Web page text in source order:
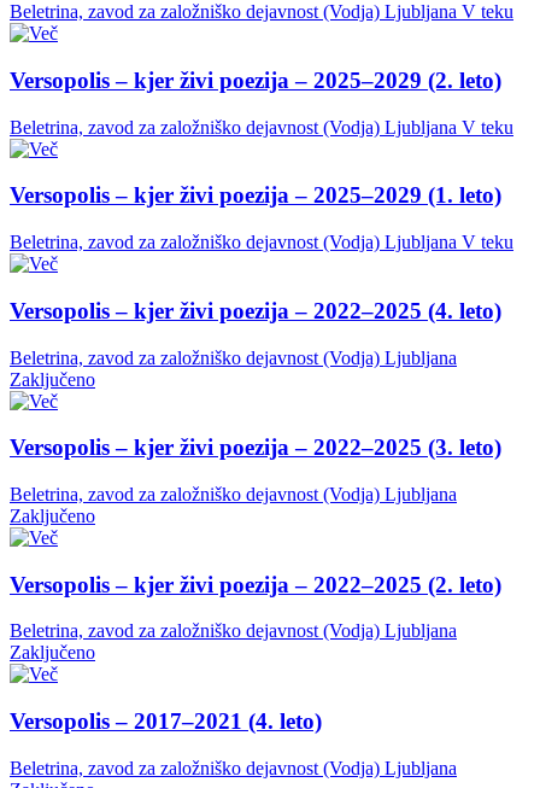
Beletrina, zavod za založniško dejavnost (Vodja) Ljubljana V teku
Versopolis – kjer živi poezija – 2025–2029 (2. leto)
Beletrina, zavod za založniško dejavnost (Vodja) Ljubljana V teku
Versopolis – kjer živi poezija – 2025–2029 (1. leto)
Beletrina, zavod za založniško dejavnost (Vodja) Ljubljana V teku
Versopolis – kjer živi poezija – 2022–2025 (4. leto)
Beletrina, zavod za založniško dejavnost (Vodja) Ljubljana
Zaključeno
Versopolis – kjer živi poezija – 2022–2025 (3. leto)
Beletrina, zavod za založniško dejavnost (Vodja) Ljubljana
Zaključeno
Versopolis – kjer živi poezija – 2022–2025 (2. leto)
Beletrina, zavod za založniško dejavnost (Vodja) Ljubljana
Zaključeno
Versopolis – 2017–2021 (4. leto)
Beletrina, zavod za založniško dejavnost (Vodja) Ljubljana